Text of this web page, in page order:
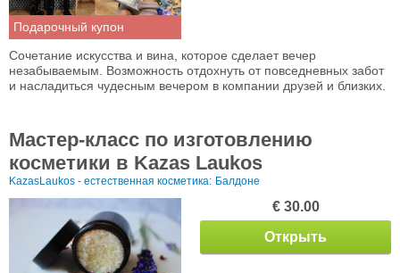
Подарочный купон
Сочетание искусства и вина, которое сделает вечер
незабываемым. Возможность отдохнуть от повседневных забот
и насладиться чудесным вечером в компании друзей и близких.
Мастер-класс по изготовлению
косметики в Kazas Laukos
KazasLaukos - естественная косметика: Балдоне
€ 30.00
Открыть